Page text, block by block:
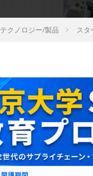
テクノロジー/製品 スタ